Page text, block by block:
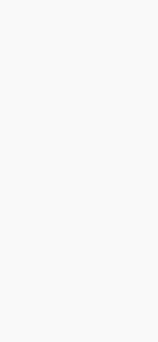
giống chó nổi
chó sục". Đứng
thân sâu hơn
chắn sẽ sử
mình để phát
và đưa thương
điểm mới.
bằng vẻ ngoài
anh ấy cũng
táo bạo, lanh